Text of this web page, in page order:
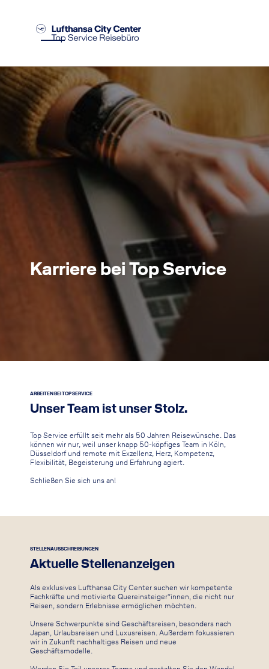
Karriere bei Top Service
ARBEITEN BEI TOP SERVICE
Unser Team ist unser Stolz.
Top Service erfüllt seit mehr als 50 Jahren Reisewünsche. Das
können wir nur, weil unser knapp 50-köpfiges Team in Köln,
Düsseldorf und remote mit Exzellenz, Herz, Kompetenz,
Flexibilität, Begeisterung und Erfahrung agiert.
Schließen Sie sich uns an!
STELLENAUSSCHREIBUNGEN
Aktuelle Stellenanzeigen
Als exklusives Lufthansa City Center suchen wir kompetente
Fachkräfte und motivierte Quereinsteiger*innen, die nicht nur
Reisen, sondern Erlebnisse ermöglichen möchten.
Unsere Schwerpunkte sind Geschäftsreisen, besonders nach
Japan, Urlaubsreisen und Luxusreisen. Außerdem fokussieren
wir in Zukunft nachhaltiges Reisen und neue
Geschäftsmodelle.